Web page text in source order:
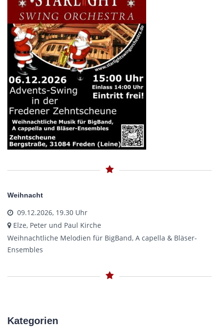
Weihnacht
09.12.2026, 19.30 Uhr
Elze, Peter und Paul Kirche
Weihnachtliche Melodien für BigBand, A capella & Bläser-
Ensembles
Kategorien